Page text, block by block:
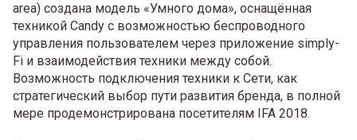
area) создана модель «Умного дома», оснащённая
техникой Candy с возможностью беспроводного
управления пользователем через приложение simply-
Fi и взаимодействия техники между собой.
Возможность подключения техники к Сети, как
стратегический выбор пути развития бренда, в полной
мере продемонстрирована посетителям IFA 2018.